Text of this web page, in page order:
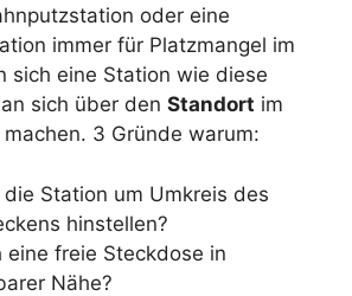
oder eine
immer für Platzmangel im
sich eine Station wie diese
sich über den Standort im
3 Gründe warum:
die Station um Umkreis des
hinstellen?
eine freie Steckdose in
Nähe?